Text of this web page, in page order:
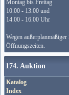
Montag bis Freitag
10.00 - 13.00 und
14.00 - 16.00 Uhr
Wegen
Öffnungszeiten.
174. Auktion
Katalog
Index